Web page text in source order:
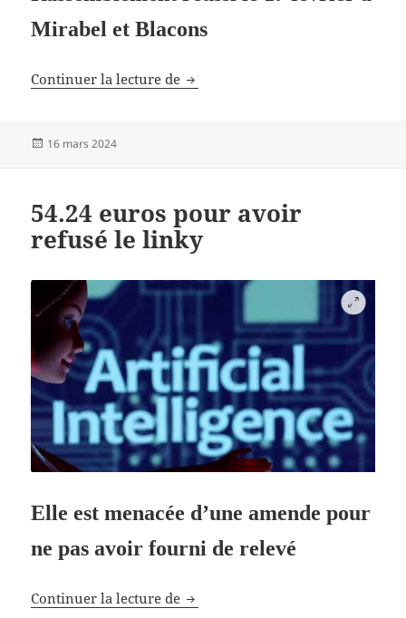
Mirabel et Blacons
Continuer la lecture de Contre le pylône à antennes
Publié
16 mars 2024
54.24 euros pour avoir
refusé le linky
Elle est menacée d’une amende pour
ne pas avoir fourni de relevé
Continuer la lecture de 54.24 euros pour avoir refusé le